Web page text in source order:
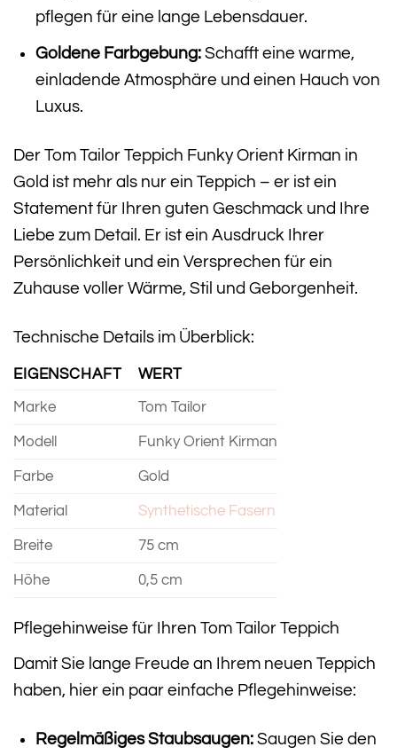
pflegen für eine lange Lebensdauer.
Goldene Farbgebung:Schafft eine warme,
einladende Atmosphäre und einen Hauch von
Luxus.
Der Tom Tailor Teppich Funky Orient Kirman in
Gold ist mehr als nur ein Teppich – er ist ein
Statement für Ihren guten Geschmack und Ihre
Liebe zum Detail. Er ist ein Ausdruck Ihrer
Persönlichkeit und ein Versprechen für ein
Zuhause voller Wärme, Stil und Geborgenheit.
Technische Details im Überblick:
EIGENSCHAFT WERT
Marke Tom Tailor
Modell Funky Orient Kirman
Farbe Gold
Material Synthetische Fasern
Breite 75 cm
Höhe 0,5 cm
Pflegehinweise für Ihren Tom Tailor Teppich
Damit Sie lange Freude an Ihrem neuen Teppich
haben, hier ein paar einfache Pflegehinweise:
Regelmäßiges Staubsaugen:Saugen Sie den